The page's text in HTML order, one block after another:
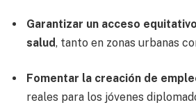
Garantizar un acceso
salud, tanto en zonas urbanas
Fomentar la creación de
reales para los jóvenes